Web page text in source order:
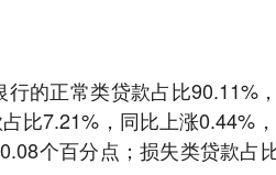
的正常类贷款占比90.11%
比7.21%，同比上涨0.44%
个百分点；损失类贷款占